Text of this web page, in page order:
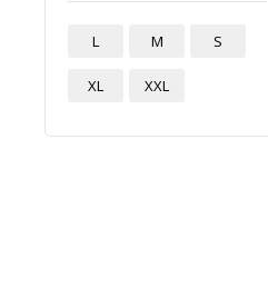
L M S
XL XXL